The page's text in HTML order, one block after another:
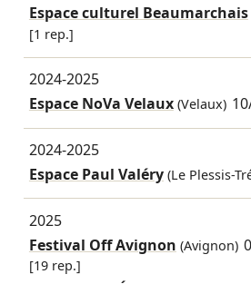
Espace culturel Beaumarchais
[1 rep.]
2024-2025
Espace NoVa Velaux(Velaux)
2024-2025
Espace Paul Valéry(Le Plessis-
2025
Festival Off Avignon (Avignon)
[19 rep.]